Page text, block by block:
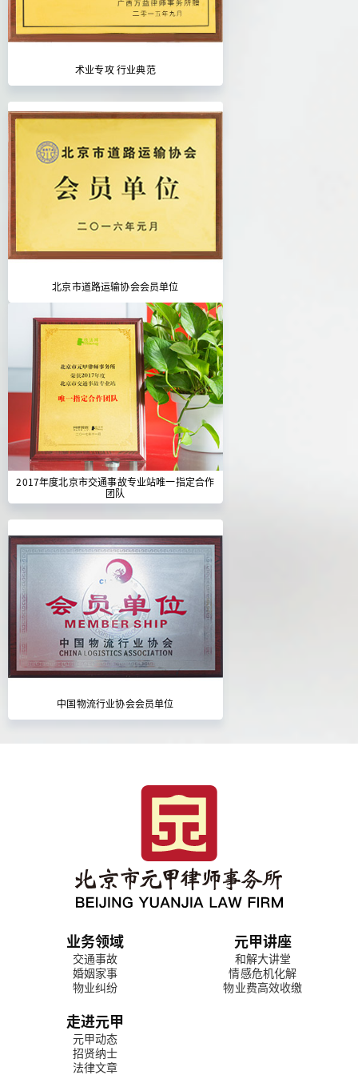
术业专攻 行业典范
北京市道路运输协会会员单位
2017年度北京市交通事故专业站唯一指定合作
团队
中国物流行业协会会员单位
业务领域
交通事故
婚姻家事
物业纠纷
元甲讲座
和解大讲堂
情感危机化解
物业费高效收缴
走进元甲
元甲动态
招贤纳士
法律文章